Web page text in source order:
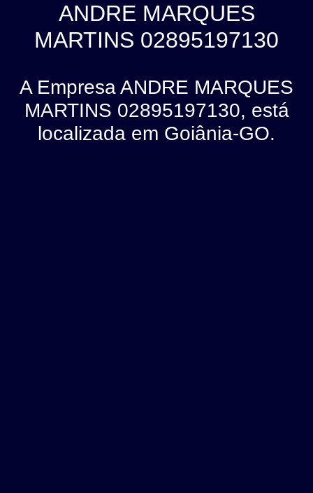
ANDRE MARQUES
MARTINS 02895197130
A Empresa ANDRE MARQUES
MARTINS 02895197130, está
localizada em Goiânia-GO.